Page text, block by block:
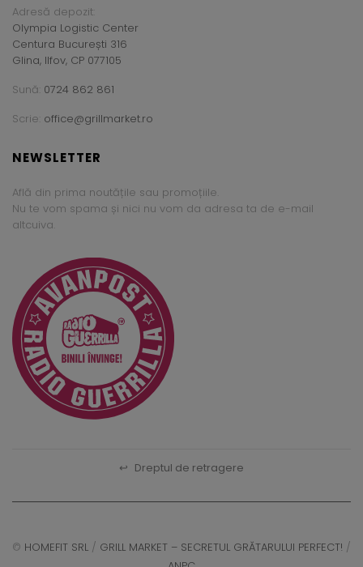
Adresă depozit:
Olympia Logistic Center
Centura București 316
Glina, Ilfov, CP 077105
Sună: 0724 862 861
Scrie: office@grillmarket.ro
NEWSLETTER
Află din prima noutățile sau promoțiile.
Nu te vom spama și nici nu vom da adresa ta de e-mail
altcuiva.
↩ Dreptul de retragere
© HOMEFIT SRL / GRILL MARKET – SECRETUL GRĂTARULUI PERFECT! /